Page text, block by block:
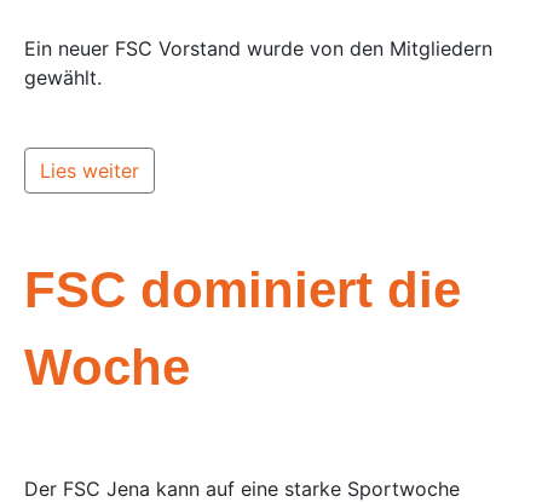
Ein neuer FSC Vorstand wurde von den Mitgliedern
gewählt.
Lies weiter
FSC dominiert die
Woche
Der FSC Jena kann auf eine starke Sportwoche